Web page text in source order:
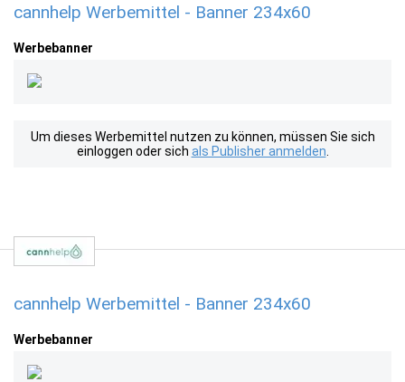
cannhelp Werbemittel - Banner 234x60
Werbebanner
Um dieses Werbemittel nutzen zu können, müssen Sie sich
einloggen oder sich als Publisher anmelden
cannhelp Werbemittel - Banner 234x60
Werbebanner